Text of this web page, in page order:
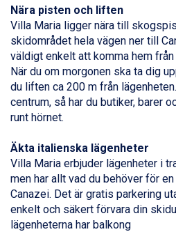
Sauze dOulx från 6.145 kr.
Alleghe från 8.545 kr.
Arabba från 11.045 kr.
La Thuile från 7.045 kr.
Cervinia från 8.245 kr.
Bad Hofgastein från 8.595
Passo Tonale från 5.895
Saalbach från 9.445 kr.
Champoluc från 5.945 kr.
Sestriere från 6.945 kr.
Wagrain från 7.095 kr.
Fieberbrunn från 9.645 kr.
Ischgl från 11.295 kr.
Val Thorens från 8.395 kr.
Nära pisten och liften
Villa Maria ligger nära till
skidområdet hela vägen ner till
väldigt enkelt att komma hem
När du om morgonen ska ta dig
du liften ca 200 m från
centrum, så har du butiker, barer
runt hörnet.
Äkta italienska lägenheter
Villa Maria erbjuder lägenheter i
men har allt vad du behöver för
Canazei. Det är gratis parkering
enkelt och säkert förvara din
lägenheterna har balkong